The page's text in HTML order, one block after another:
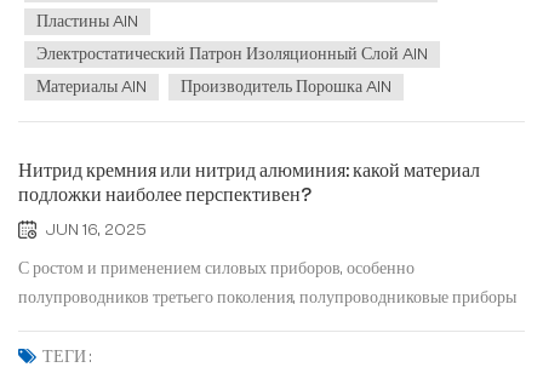
Пластины AlN
Электростатический Патрон Изоляционный Слой AlN
Материалы AlN
Производитель Порошка AlN
Нитрид кремния или нитрид алюминия: какой материал
подложки наиболее перспективен?
JUN 16, 2025
С ростом и применением силовых приборов, особенно
полупроводников третьего поколения, полупроводниковые приборы
постепенно развиваются в сторону высокой мощности,
миниатюризации, интеграции и многофункциональности. Это
ТЕГИ :